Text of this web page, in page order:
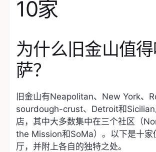
10家
为什么旧金山值
萨？
旧金山有Neapolitan、New York、
sourdough-crust、Detroit和Sicilian
店，其中大多数集中在三个社区（
the Mission和SoMa）。以下是十家
厅，并附上各自的独特之处。